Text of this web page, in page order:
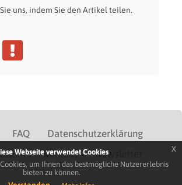
uns, indem Sie den Artikel teilen.
FAQ
Datenschutzerklärung
Kontakt Newsletter
Webseite verwendet Cookies
um Ihnen das bestmögliche Nutzererlebnis
bieten zu können.
x